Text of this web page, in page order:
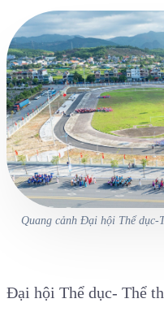
Quang cảnh Đại hội Thể dục-
Đại hội Thể dục- Thể